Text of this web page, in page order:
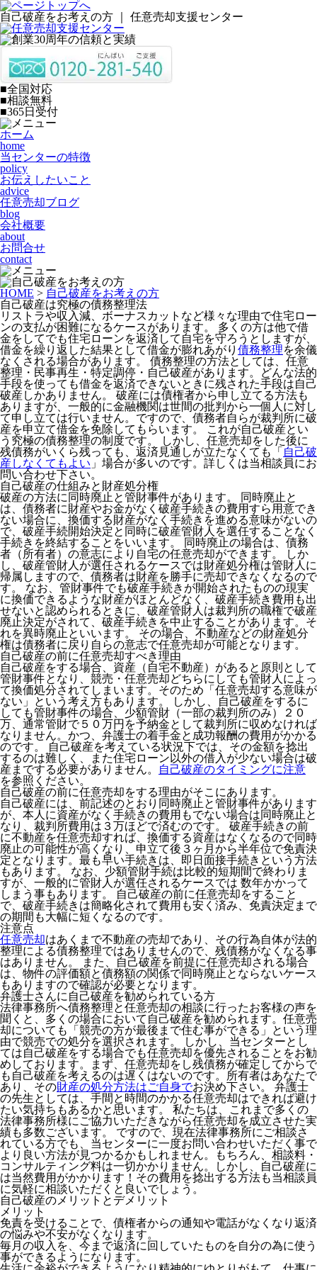
自己破産をお考えの方 ｜ 任意売却支援センター
■全国対応
■相談無料
■365日受付
ホーム
home
当センターの特徴
policy
お伝えしたいこと
advice
任意売却ブログ
blog
会社概要
about
お問合せ
contact
HOME > 自己破産をお考えの方
自己破産は究極の債務整理法
リストラや収入減、ボーナスカットなど様々な理由で住宅ロー
ンの支払が困難になるケースがあります。 多くの方は他で借
金をしてでも住宅ローンを返済して自宅を守ろうとしますが、
借金を繰り返した結果として借金が膨れあがり 債務整理を余儀
なくされる場合があります。 債務整理の方法としては、任意
整理・民事再生・特定調停・自己破産があります。どんな法的
手段を使っても借金を返済できないときに残された手段は自己
破産しかありません。 破産には債権者から申し立てる方法も
ありますが、一般的に金融機関は世間の批判から一個人に対し
て申し立ては行いません。ですので、債務者自らが裁判所に破
産を申立て借金を免除してもらいます。 これが自己破産とい
う究極の債務整理の制度です。 しかし、任意売却をした後に
残債務がいくら残っても、返済見通しが立たなくても
「 自己破
産しなくてもよい 」 場合が多いのです。詳しくは当相談員にお
問い合わせ下さい。
自己破産の仕組みと財産処分権
破産の方法に同時廃止と管財事件があります。 同時廃止と
は、債務者に財産やお金がなく破産手続きの費用すら用意でき
ない場合に、換価する財産がなく手続きを進める意味がないの
で、破産手続開始決定と同時に破産管財人を選任することなく
手続きを終結することをいいます。 同時廃止の場合は、債務
者（所有者）の意志により自宅の任意売却ができます。 しか
し、破産管財人が選任されるケースでは財産処分権は管財人に
帰属しますので、債務者は財産を勝手に売却できなくなるので
す。 なお、管財事件でも破産手続きが開始されたものの現実
に換価できるような財産がほとんどなく、破産手続き費用も出
せないと認められるときに、破産管財人は裁判所の職権で破産
廃止決定がされて、破産手続きを中止することがあります。そ
れを異時廃止といいます。 その場合、不動産などの財産処分
権は債務者に戻り自らの意志で任意売却が可能となります。
自己破産の前に任意売却すべき理由
自己破産をする場合、資産（自宅不動産）があると原則として
管財事件となり、競売・任意売却どちらにしても管財人によっ
て換価処分されてしまいます。そのため「任意売却する意味が
ない」という考え方もあります。 しかし、自己破産をするに
しても管財事件の場合、少額管財（一部の裁判所のみ）２０
万、通常管財で５０万円を予納金として裁判所に収めなければ
なりません。かつ、弁護士の着手金と成功報酬の費用がかかる
のです。 自己破産を考えている状況下では、その金額を捻出
するのは難しく、また住宅ローン以外の借入が少ない場合は破
産までする必要がありません。
自己破産のタイミングに注意
を参照ください。
自己破産の前に任意売却をする理由がそこにあります。
自己破産には、前記述のとおり同時廃止と管財事件があります
が、本人に資産がなく手続きの費用もでない場合は同時廃止と
なり、裁判所費用は３万ほどで済むのです。 破産手続きの前
に不動産を任意売却すれば、換価する資産はなくなるので同時
廃止の可能性が高くなり、申立て後３ヶ月から半年位で免責決
定となります。最も早い手続きは、即日面接手続きという方法
もあります。 なお、少額管財手続は比較的短期間で終わりま
すが、一般的に管財人が選任されるケースでは 数年かかって
しまう事もあります。 自己破産の前に任意売却をすること
で、破産手続きは簡略化されて費用も安く済み、免責決定まで
の期間も大幅に短くなるのです。
注意点
任意売却はあくまで不動産の売却であり、その行為自体が法的
整理による債務整理ではありませんので、残債務がなくなる事
はありません。 また、自己破産を前提に任意売却される場合
は、物件の評価額と債務額の関係で同時廃止とならないケース
もありますので確認が必要となります。
弁護士さんに自己破産を勧められている方
法律事務所へ債務整理と任意売却の相談に行ったお客様の声を
聞くと、多くの場合において自己破産を勧められます。任意売
却についても「競売の方が最後まで住む事ができる」という理
由で競売での処分を選択されます。 しかし、当センターとし
ては自己破産をする場合でも任意売却を優先されることをお勧
めしております。まず、任意売却をし残債務が確定してからで
も自己破産を考えるのは遅くはないのです。所有者はあなたで
あり、その財産の処分方法はご自身でお決め下さい。 弁護士
の先生としては、手間と時間のかかる任意売却はできれば避け
たい気持ちもあるかと思います。 私たちは、これまで多くの
法律事務所様にご協力いただきながら任意売却を成立させた実
績も多数ございます。 ですので、現在法律事務所にご相談さ
れている方でも、当センターに一度お問い合わせいただく事で
より良い方法が見つかるかもしれません。もちろん、相談料・
コンサルティング料は一切かかりません。しかし、自己破産に
は当然費用がかかります！その費用を捻出する方法も当相談員
に気軽に相談いただくと良いでしょう。
自己破産のメリットとデメリット
メリット
免責を受けることで、債権者からの通知や電話がなくなり返済
の悩みや不安がなくなります。
毎月の収入を、今まで返済に回していたものを自分の為に使う
事ができるようになります。